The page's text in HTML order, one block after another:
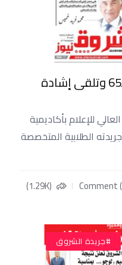
“الشروق نيوز” تصدر عددها الـ65 وتلقى إشادة
للإعلام بأكاديمية
الطلابية المتخصصة
Comment
(1.29K)
#جريدة الشروق